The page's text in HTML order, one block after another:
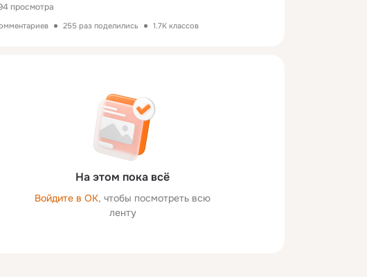
просмотра
255 раз поделились 1.7K классов
На этом пока всё
Войдите в ОК, чтобы посмотреть всю
ленту